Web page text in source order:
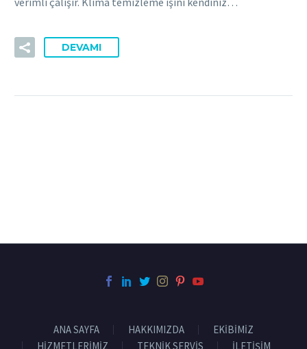
DEVAMI
ANA SAYFA HAKKIMIZDA
EKİBİMİZ
HİZMETLERİMİZ
TEKNİK SERVİS İLETİŞİM